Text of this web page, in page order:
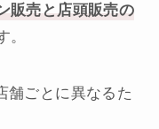
販売と店頭販売の
。
舗ごとに異なるた